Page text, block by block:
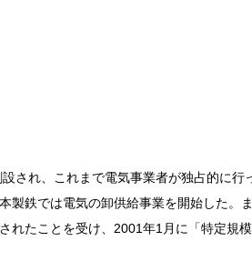
され、これまで電気事業者が独占的に行
製鉄では電気の卸供給事業を開始した。
れたことを受け、2001年1月に「特定規